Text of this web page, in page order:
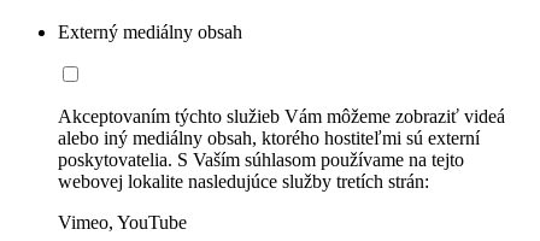
Externý mediálny obsah
Akceptovaním týchto služieb Vám môžeme zobraziť videá
alebo iný mediálny obsah, ktorého hostiteľmi sú externí
poskytovatelia. S Vaším súhlasom používame na tejto
webovej lokalite nasledujúce služby tretích strán:
Vimeo, YouTube